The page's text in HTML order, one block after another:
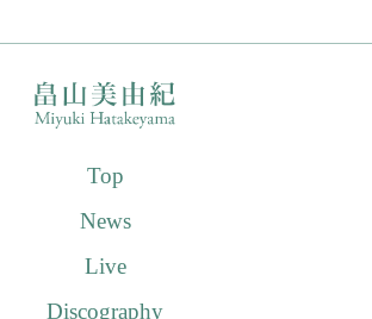
Top
News
Live
Discography